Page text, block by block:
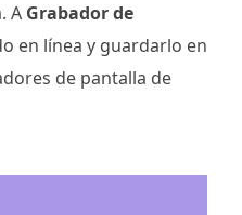
A Grabador de
en línea y guardarlo en
de pantalla de